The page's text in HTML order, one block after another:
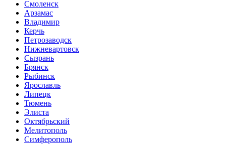
Смоленск
Арзамас
Владимир
Керчь
Петрозаводск
Нижневартовск
Сызрань
Брянск
Рыбинск
Ярославль
Липецк
Тюмень
Элиста
Октябрьский
Мелитополь
Симферополь